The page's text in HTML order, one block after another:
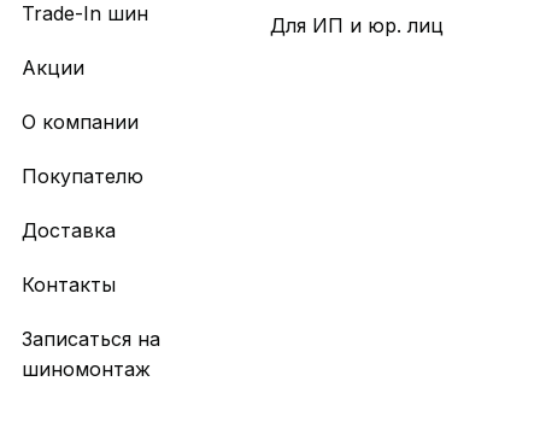
Trade-In шин
Акции
Для ИП и юр. лиц
О компании
Покупателю
Доставка
Контакты
Записаться на
шиномонтаж